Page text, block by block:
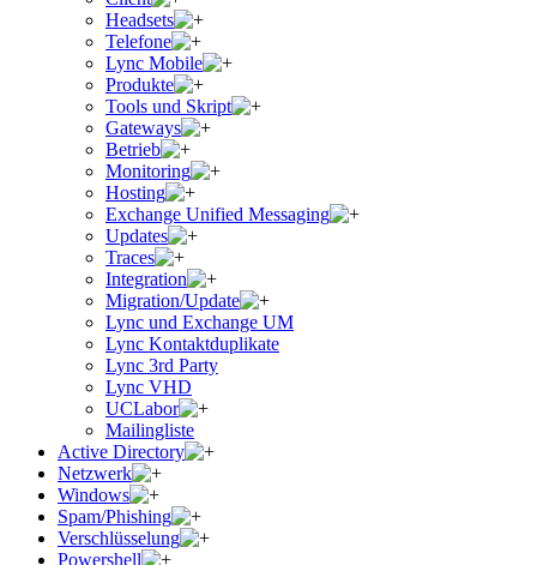
Headsets
Telefone
Lync Mobile
Produkte
Tools und Skript
Gateways
Betrieb
Monitoring
Hosting
Exchange Unified Messaging
Updates
Traces
Integration
Migration/Update
Lync und Exchange UM
Lync Kontaktduplikate
Lync 3rd Party
Lync VHD
UCLabor
Mailingliste
Active Directory
Netzwerk
Windows
Spam/Phishing
Verschlüsselung
Powershell